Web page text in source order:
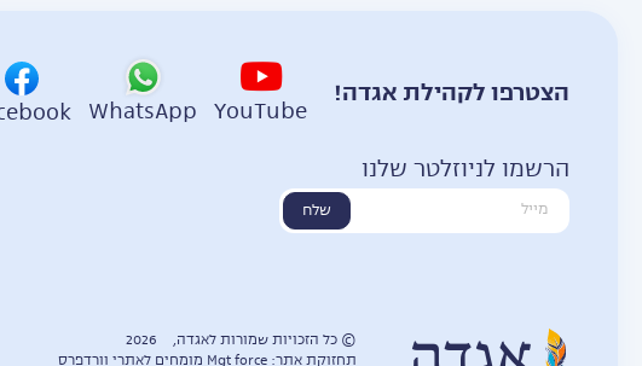
הצטרפו לקהילת אגדה!
YouTube
WhatsApp
הרשמו לניוזלטר שלנו
שלח
© כל הזכויות שמורות לאגדה,
2026
תחזוקת אתר: Mgt force מומחים לאתרי וורדפרס